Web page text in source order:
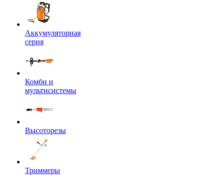
Аккумуляторная
серия
Комби и
мультисистемы
Высоторезы
Триммеры